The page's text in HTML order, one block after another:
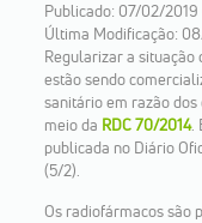
Publicado: 07/02/
Última Modificação:
Regularizar a situação
estão sendo
sanitário em razão
meio da RDC 70/2014.
publicada no Diário
(5/2).
Os radiofármacos são